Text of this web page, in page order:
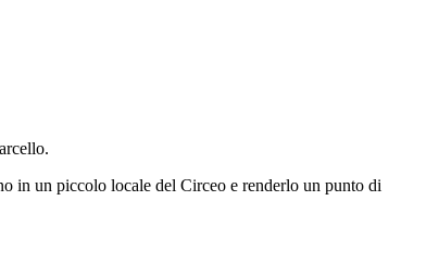
in un piccolo locale del Circeo e renderlo un punto di